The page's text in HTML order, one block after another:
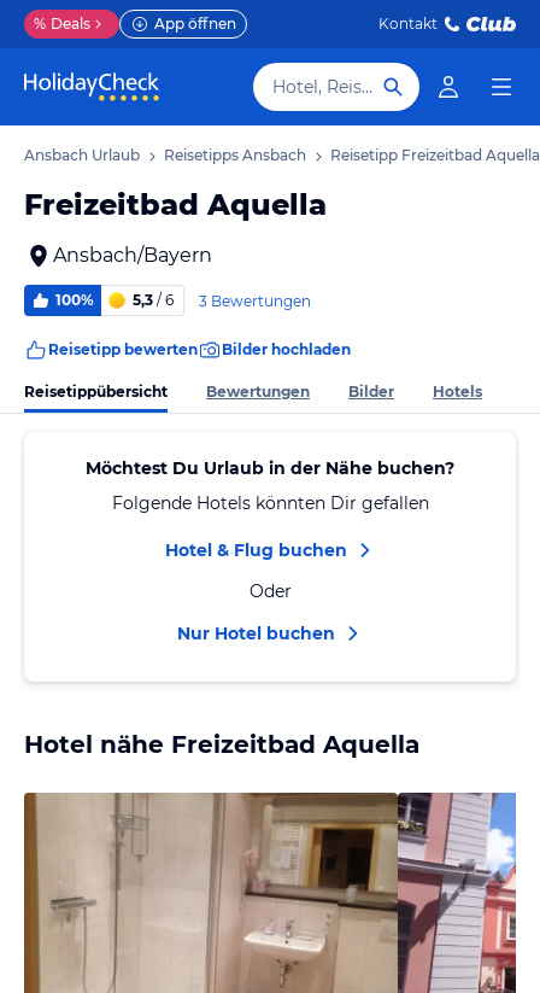
% Deals App öffnen Kontakt
Hotel, Reiseziel
Ansbach Urlaub Reisetipps Ansbach Reisetipp Freizeitbad Aquella
Freizeitbad Aquella
Ansbach/Bayern
100% 5,3 / 6 3 Bewertungen
Reisetipp bewerten Bilder hochladen
Reisetippübersicht Bewertungen Bilder Hotels
Möchtest Du Urlaub in der Nähe buchen?
Folgende Hotels könnten Dir gefallen
Hotel & Flug buchen
Oder
Nur Hotel buchen
Hotel nähe Freizeitbad Aquella